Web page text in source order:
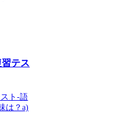
テス
ト-語
は？a)